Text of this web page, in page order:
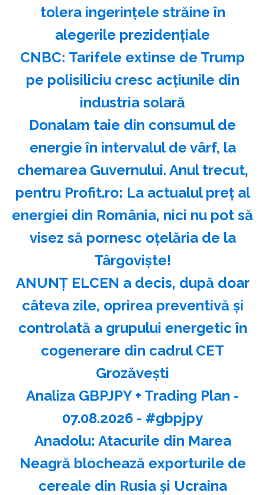
tolera ingerinţele străine în
alegerile prezidenţiale
CNBC: Tarifele extinse de Trump
pe polisiliciu cresc acţiunile din
industria solară
Donalam taie din consumul de
energie în intervalul de vârf, la
chemarea Guvernului. Anul trecut,
pentru Profit.ro: La actualul preț al
energiei din România, nici nu pot să
visez să pornesc oțelăria de la
Târgoviște!
ANUNȚ ELCEN a decis, după doar
câteva zile, oprirea preventivă și
controlată a grupului energetic în
cogenerare din cadrul CET
Grozăvești
Analiza GBPJPY + Trading Plan -
07.08.2026 - #gbpjpy
Anadolu: Atacurile din Marea
Neagră blochează exporturile de
cereale din Rusia şi Ucraina